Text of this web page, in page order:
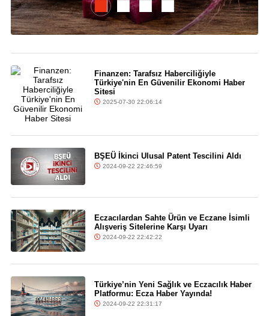
Finanzen: Tarafsız Haberciliğiyle
Türkiye'nin En Güvenilir Ekonomi Haber
Sitesi
2025-07-30 22:06:14
BŞEÜ İkinci Ulusal Patent Tescilini Aldı
2024-09-22 22:46:59
Eczacılardan Sahte Ürün ve Eczane İsimli
Alışveriş Sitelerine Karşı Uyarı
2024-09-22 22:42:22
Türkiye’nin Yeni Sağlık ve Eczacılık Haber
Platformu: Ecza Haber Yayında!
2024-09-22 22:31:17